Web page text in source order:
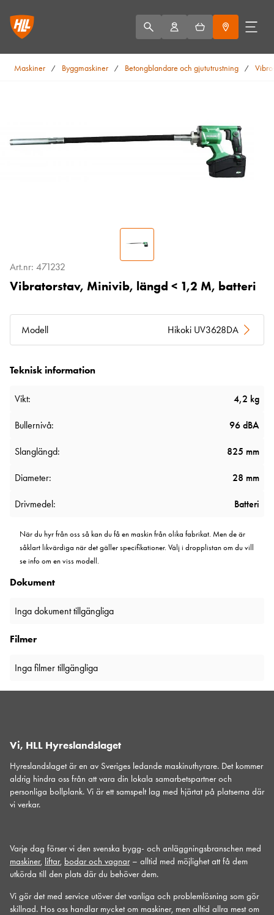
Maskiner / Byggmaskiner / Betongblandare och gjututrustning /
Art.nr: 471232
Vibratorstav, Minivib, längd < 1,2 M, batteri
Modell Hikoki UV3628DA
Teknisk information
Vikt: 4,2 kg
Bullernivå: 96 dBA
Slanglängd: 825 mm
Diameter: 28 mm
Drivmedel: Batteri
När du hyr från oss så kan du få en maskin från olika fabrikat. Men de är
såklart likvärdiga när det gäller specifikationer. Välj i dropplistan om du vill
se info om en viss modell.
Dokument
Inga dokument tillgängliga
Filmer
Inga filmer tillgängliga
Vi, HLL Hyreslandslaget
Hyreslandslaget är en av Sveriges ledande maskinuthyrare. Det kommer
aldrig hindra oss från att vara din lokala samarbetspartner och
personliga bollplank. Vi är ett samspelt lag med hjärtat på platserna där
vi verkar.
Varje dag förser vi den svenska bygg- och anläggningsbranschen med
maskiner, liftar, bodar och vagnar– alltid med möjlighet att få dem
utkörda till den plats där du behöver dem.
Vi gör det med service utöver det vanliga och problemlösning som gör
skillnad. Hos oss handlar mycket om maskiner, men alltid allra mest om